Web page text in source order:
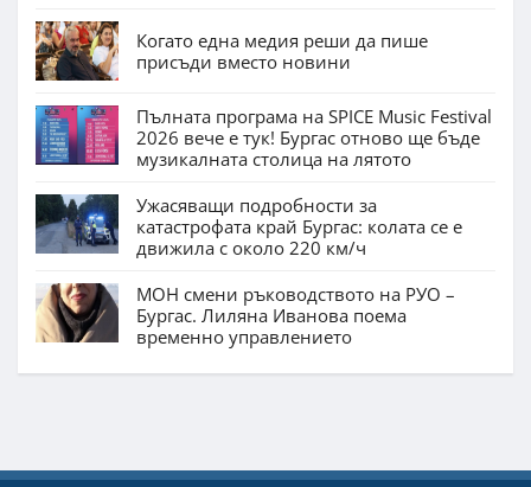
Когато една медия реши да пише
присъди вместо новини
Пълната програма на SPICE Music Festival
2026 вече е тук! Бургас отново ще бъде
музикалната столица на лятото
Ужасяващи подробности за
катастрофата край Бургас: колата се е
движила с около 220 км/ч
МОН смени ръководството на РУО –
Бургас. Лиляна Иванова поема
временно управлението